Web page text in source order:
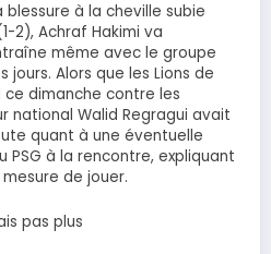
à la cheville subie
2), Achraf Hakimi va
même avec le groupe
jours. Alors que les Lions de
ce dimanche contre les
national Walid Regragui avait
quant à une éventuelle
à la rencontre, expliquant
de jouer.
pas plus